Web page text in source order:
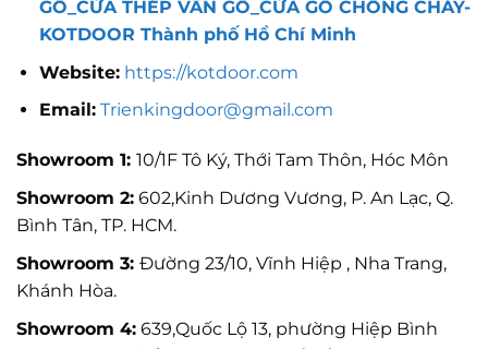
GỖ_CỬA THÉP VÂN GỖ_CỬA GỖ CHỐNG CHÁY-
KOTDOOR Thành phố Hồ Chí Minh
Website: https://kotdoor.com
Email: Trienkingdoor@gmail.com
Showroom 1: 10/1F Tô Ký, Thới Tam Thôn, Hóc Môn
Showroom 2: 602,Kinh Dương Vương, P. An Lạc, Q.
Bình Tân, TP. HCM.
Showroom 3: Đường 23/10, Vĩnh Hiệp , Nha Trang,
Khánh Hòa.
Showroom 4: 639,Quốc Lộ 13, phường Hiệp Bình